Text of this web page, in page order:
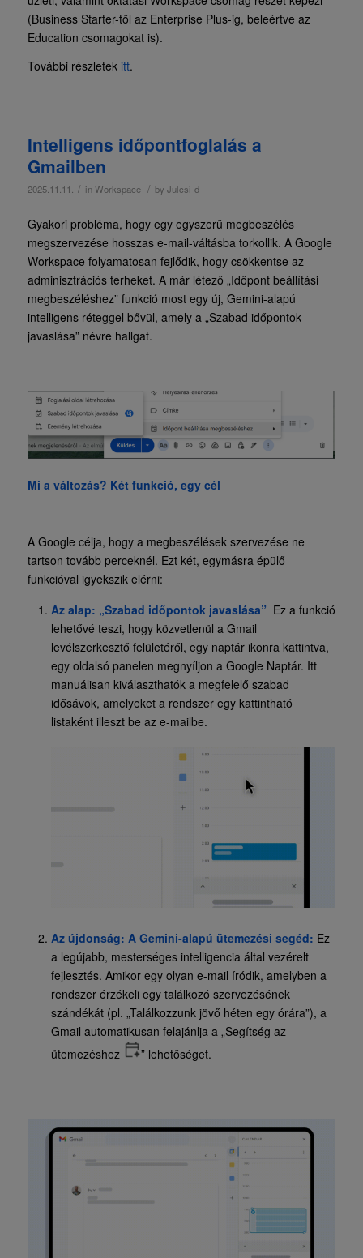
(Business Starter-től az Enterprise Plus-ig, beleértve az
Education csomagokat is).
További részletek itt.
Intelligens időpontfoglalás a
Gmailben
2025.11.11. / inWorkspace / by Julcsi-d
Gyakori probléma, hogy egy egyszerű megbeszélés
megszervezése hosszas e-mail-váltásba torkollik. A Google
Workspace folyamatosan fejlődik, hogy csökkentse az
adminisztrációs terheket. A már létező „Időpont beállítási
megbeszéléshez” funkció most egy új, Gemini-alapú
intelligens réteggel bővül, amely a „Szabad időpontok
javaslása” névre hallgat.
Mi a változás? Két funkció, egy cél
A Google célja, hogy a megbeszélések szervezése ne
tartson tovább perceknél. Ezt két, egymásra épülő
funkcióval igyekszik elérni:
Az alap: „Szabad időpontok javaslása” Ez a funkció
lehetővé teszi, hogy közvetlenül a Gmail
levélszerkesztő felületéről, egy naptár ikonra kattintva,
egy oldalsó panelen megnyíljon a Google Naptár. Itt
manuálisan kiválaszthatók a megfelelő szabad
idősávok, amelyeket a rendszer egy kattintható
listaként illeszt be az e-mailbe.
Az újdonság: A Gemini-alapú ütemezési segéd: Ez
a legújabb, mesterséges intelligencia által vezérelt
fejlesztés. Amikor egy olyan e-mail íródik, amelyben a
rendszer érzékeli egy találkozó szervezésének
szándékát(pl. „Találkozzunk jövő héten egy órára”), a
Gmail automatikusan felajánlja a „Segítség az
ütemezéshez
” lehetőséget.